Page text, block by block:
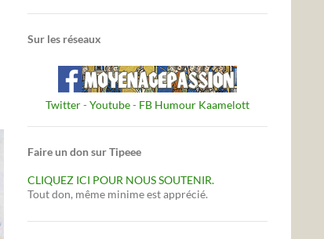
Sur les réseaux
Twitter- Youtube- FB Humour Kaamelott
Faire un don sur Tipeee
CLIQUEZ ICI POUR NOUS SOUTENIR.
Tout don, même minime est apprécié.